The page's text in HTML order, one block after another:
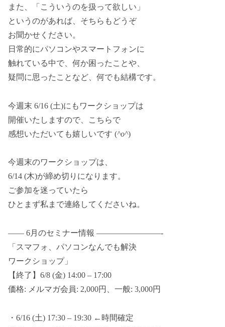
また、「こういうのを扱って欲しい」
というのがあれば、そちらもどうぞ
お聞かせください。
日常的にパソコンやスマートフォンに
触れている中で、何か困ったことや、
疑問に思ったことなど、何でも結構です。
今週末 6/16 (土)にもワークショップは
開催いたしますので、こちらで
感想いただいても嬉しいです (^o^)
今週末のワークショップは、
6/14 (木)が締め切りになります。
ご参加を迷っていたら
ひとまず私まで連絡してくださいね。
—— 6月のセミナー情報 ————————-
「スマフォ、パソコンなんでも解決
ワークショップ」
【終了】6/8 (金) 14:00 – 17:00
価格: メルマガ会員: 2,000円、一般: 3,000円
・6/16 (土) 17:30 – 19:30 ←時間確定